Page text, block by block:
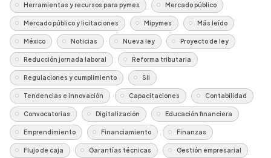
Herramientas y recursos para pymes Mercado público
Mercado público y licitaciones Mipymes Más leído
México Noticias Nueva ley Proyecto de ley
Reducción jornada laboral Reforma tributaria
Regulaciones y cumplimiento Sii
Tendencias e innovación Capacitaciones Contabilidad
Convocatorias Digitalización Educación financiera
Emprendimiento Financiamiento Finanzas
Flujo de caja Garantías técnicas Gestión empresarial